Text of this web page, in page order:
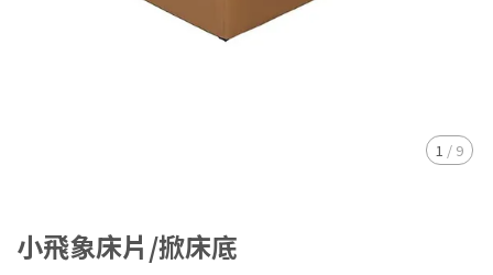
1 / 9
小飛象床片/掀床底